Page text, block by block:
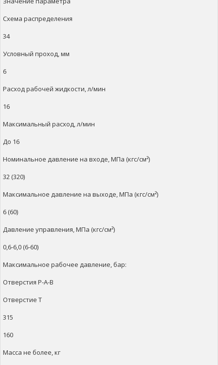
Схема распределения
34
Условный проход, мм
6
Расход рабочей жидкости, л/мин
16
Максимальный расход, л/мин
До 16
Номинальное давление на входе, МПа (кгс/см²)
32 (320)
Максимальное давление на выходе, МПа (кгс/см²)
6 (60)
Давление управления, МПа (кгс/см²)
0,6-6,0 (6-60)
Максимальное рабочее давление, бар:
Отверстия Р-А-В
Отверстие Т
315
160
Масса не более, кг